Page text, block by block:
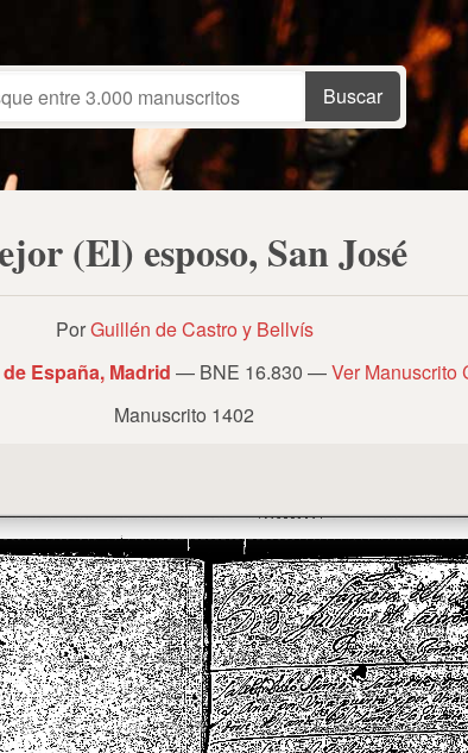
(El) esposo, San José
PorGuillén de Castro y Bellvís
España, Madrid — BNE 16.830 —Ver Manuscrito
Manuscrito 1402